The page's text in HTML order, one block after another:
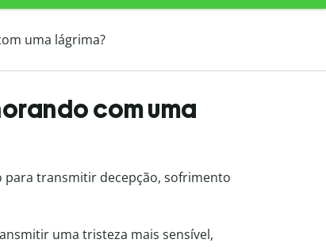
uma lágrima?
com uma
para transmitir decepção, sofrimento
uma tristeza mais sensível,